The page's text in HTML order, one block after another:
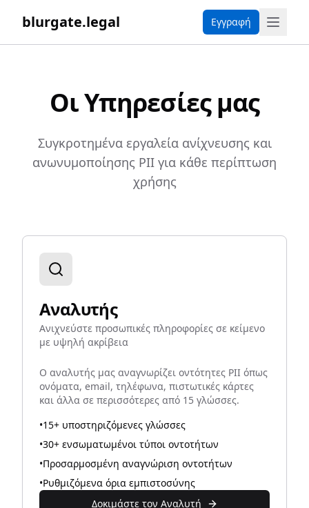
blurgate.legal Εγγραφή
Οι Υπηρεσίες μας
Συγκροτημένα εργαλεία ανίχνευσης και
ανωνυμοποίησης PII για κάθε περίπτωση
χρήσης
Αναλυτής
Ανιχνεύστε προσωπικές πληροφορίες σε κείμενο
με υψηλή ακρίβεια
Ο αναλυτής μας αναγνωρίζει οντότητες PII όπως
ονόματα, email, τηλέφωνα, πιστωτικές κάρτες
και άλλα σε περισσότερες από 15 γλώσσες.
•15+ υποστηριζόμενες γλώσσες
•30+ ενσωματωμένοι τύποι οντοτήτων
•Προσαρμοσμένη αναγνώριση οντοτήτων
•Ρυθμιζόμενα όρια εμπιστοσύνης
Δοκιμάστε τον Αναλυτή